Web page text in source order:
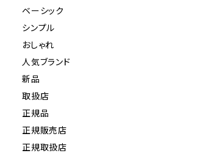
ベーシック
シンプル
おしゃれ
人気ブランド
新品
取扱店
正規品
正規販売店
正規取扱店